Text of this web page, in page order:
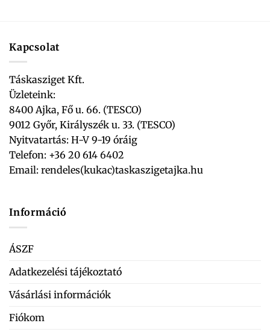
Kapcsolat
Táskasziget Kft.
Üzleteink:
8400 Ajka, Fő u. 66. (TESCO)
9012 Győr, Királyszék u. 33. (TESCO)
Nyitvatartás: H-V 9-19 óráig
Telefon: +36 20 614 6402
Email: rendeles(kukac)taskaszigetajka.hu
Információ
ÁSZF
Adatkezelési tájékoztató
Vásárlási információk
Fiókom